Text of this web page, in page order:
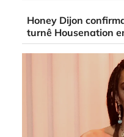
Honey Dijon
turnê Housenation